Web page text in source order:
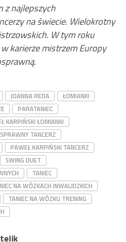
z najlepszych
na świecie. Wielokrotny
W tym roku
karierze mistrzem Europy
JOANNA REDA
ŁOMIANKI
PARATANIEC
KARPIŃSKI ŁOMIANKI
TANCERZ
PAWEŁ KARPIŃSKI TANCERZ
SWING DUET
TANIEC
NA WÓZKACH INWALIDZKICH
TANIEC NA WÓZKU TRENING